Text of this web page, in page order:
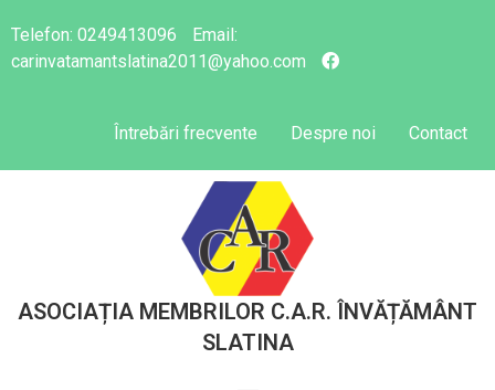
Telefon: 0249413096
Email:
carinvatamantslatina2011@yahoo.com
Întrebări frecvente Despre noi Contact
ASOCIAȚIA MEMBRILOR C.A.R. ÎNVĂȚĂMÂNT
SLATINA